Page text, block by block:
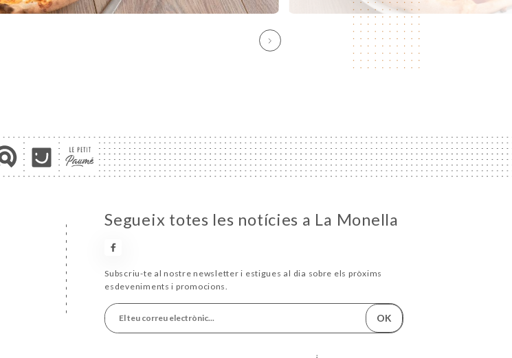
Segueix totes les notícies a La Monella
Subscriu-te al nostre newsletter i estigues al dia sobre els pròxims
esdeveniments i promocions.
OK